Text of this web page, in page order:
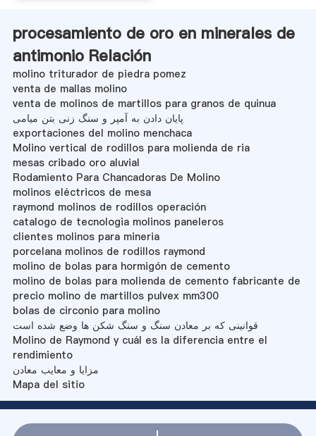
procesamiento de oro en minerales de
antimonio Relación
molino triturador de piedra pomez
venta de mallas molino
venta de molinos de martillos para granos de quinua
پایان دادن به آمپر و سنگ زنی بتن میامی
exportaciones del molino menchaca
Molino vertical de rodillos para molienda de ria
mesas cribado oro aluvial
Rodamiento Para Chancadoras De Molino
molinos eléctricos de mesa
raymond molinos de rodillos operación
catalogo de tecnologia molinos paneleros
clientes molinos para mineria
porcelana molinos de rodillos raymond
molino de bolas para hormigón de cemento
molino de bolas para molienda de cemento fabricante de
precio molino de martillos pulvex mm300
bolas de circonio para molino
قوانینی که بر معادن سنگ و سنگ شکن ها وضع شده است
Molino de Raymond y cuál es la diferencia entre el
rendimiento
مزایا و معایب معادن
Mapa del sitio